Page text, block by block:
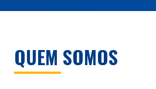
QUEM SOMOS